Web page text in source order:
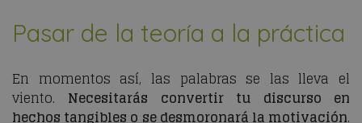
Pasar de la teoría a la práctica
En momentos así, las palabras se las lleva el
viento. Necesitarás convertir tu discurso en
hechos tangibles o se desmoronará la motivación.